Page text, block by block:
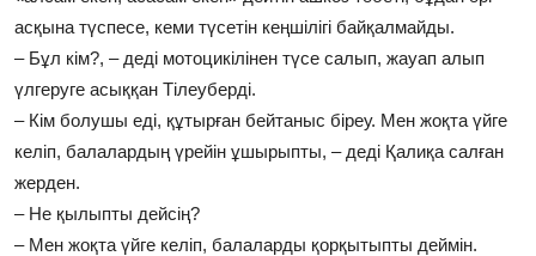
асқына түспесе, кеми түсетін кеңшілігі байқалмайды.
– Бұл кім?, – деді мотоцикілінен түсе салып, жауап алып
үлгеруге асыққан Тілеуберді.
– Кім болушы еді, құтырған бейтаныс біреу. Мен жоқта үйге
келіп, балалардың үрейін ұшырыпты, – деді Қалиқа салған
жерден.
– Не қылыпты дейсің?
– Мен жоқта үйге келіп, балаларды қорқытыпты деймін.